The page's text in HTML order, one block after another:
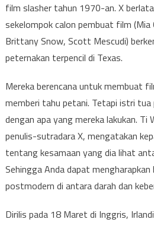
film slasher tahun 1970-an. X
sekelompok calon pembuat film (Mia
Brittany Snow, Scott Mescudi)
peternakan terpencil di Texas.
Mereka berencana untuk membuat
memberi tahu petani. Tetapi istri
dengan apa yang mereka lakukan. Ti
penulis-sutradara X, mengatakan
tentang kesamaan yang dia lihat
Sehingga Anda dapat
postmodern di antara darah dan
Dirilis pada 18 Maret di Inggris,